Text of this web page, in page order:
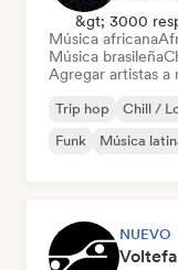
&gt; 3000
Música africana
Música brasileña
Agregar artistas a
Trip hop Chill /
Funk
Música
NUEVO